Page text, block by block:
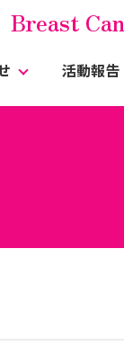
Breast
活動報告